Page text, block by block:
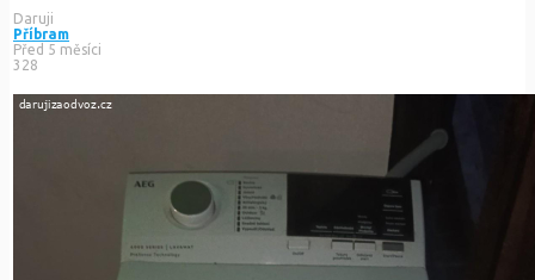
Daruji
Příbram
Před 5 měsíci
328